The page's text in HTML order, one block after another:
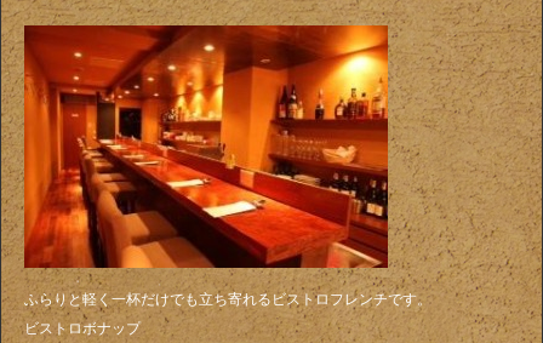
ふらりと軽く一杯だけでも立ち寄れるビストロフレンチです。
ビストロボナップ